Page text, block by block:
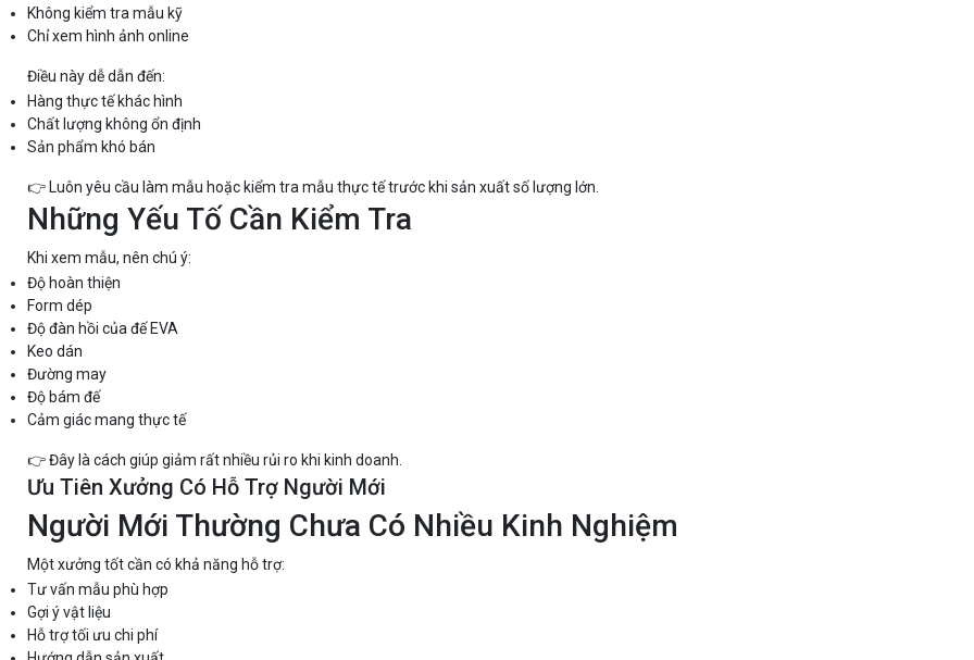
Không kiểm tra mẫu kỹ
Chỉ xem hình ảnh online
Điều này dễ dẫn đến:
Hàng thực tế khác hình
Chất lượng không ổn định
Sản phẩm khó bán
👉 Luôn yêu cầu làm mẫu hoặc kiểm tra mẫu thực tế trước khi sản xuất số lượng lớn.
Những Yếu Tố Cần Kiểm Tra
Khi xem mẫu, nên chú ý:
Độ hoàn thiện
Form dép
Độ đàn hồi của đế EVA
Keo dán
Đường may
Độ bám đế
Cảm giác mang thực tế
👉 Đây là cách giúp giảm rất nhiều rủi ro khi kinh doanh.
Ưu Tiên Xưởng Có Hỗ Trợ Người Mới
Người Mới Thường Chưa Có Nhiều Kinh Nghiệm
Một xưởng tốt cần có khả năng hỗ trợ:
Tư vấn mẫu phù hợp
Gợi ý vật liệu
Hỗ trợ tối ưu chi phí